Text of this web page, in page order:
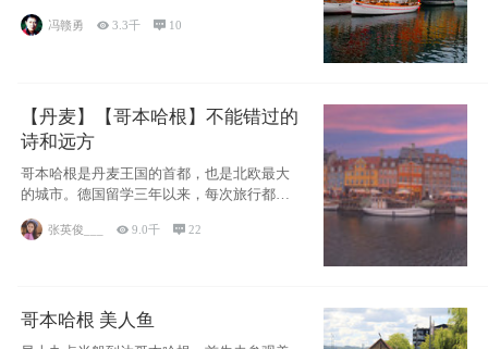
些国家因
冯赣勇 3.3千  10
【丹麦】【哥本哈根】不能错过的
诗和远方
哥本哈根是丹麦王国的首都，也是北欧最大
的城市。德国留学三年以来，每次旅行都是
张英俊___ 9.0千 22
哥本哈根 美人鱼